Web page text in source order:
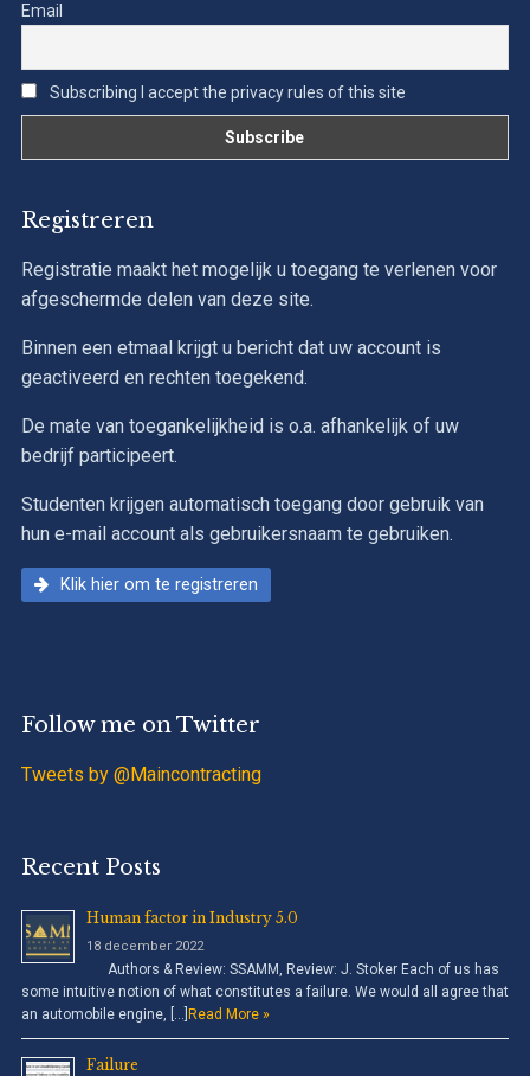
Email
Subscribing I accept the privacy rules of this site
Registreren
Registratie maakt het mogelijk u toegang te verlenen voor
afgeschermde delen van deze site.
Binnen een etmaal krijgt u bericht dat uw account is
geactiveerd en rechten toegekend.
De mate van toegankelijkheid is o.a. afhankelijk of uw
bedrijf participeert.
Studenten krijgen automatisch toegang door gebruik van
hun e-mail account als gebruikersnaam te gebruiken.
Klik hier om te registreren
Follow me on Twitter
Tweets by @Maincontracting
Recent Posts
Human factor in Industry 5.0
18 december 2022
Authors & Review: SSAMM, Review: J. Stoker Each of us has
some intuitive notion of what constitutes a failure. We would all agree that
an automobile engine, […] Read More »
Failure